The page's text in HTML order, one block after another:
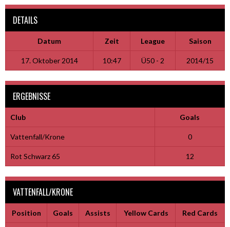
DETAILS
Datum Zeit League Saison
17. Oktober 2014 10:47 Ü50 - 2 2014/15
ERGEBNISSE
Club Goals
Vattenfall/Krone 0
Rot Schwarz 65 12
VATTENFALL/KRONE
Position Goals Assists Yellow Cards Red Cards